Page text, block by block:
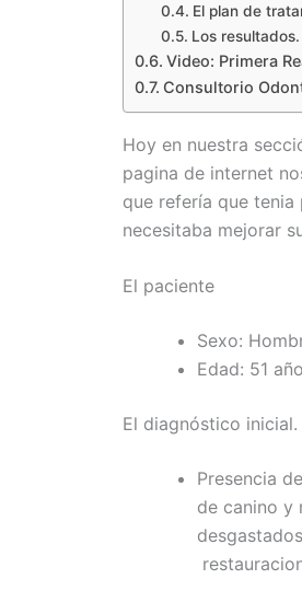
El plan de
Los resultados.
Video: Primera
Consultorio
Hoy en nuestra
pagina de internet
que refería que
necesitaba mejorar
El paciente
Sexo:
Edad: 51
El diagnóstico inicial.
Presencia
de canino y